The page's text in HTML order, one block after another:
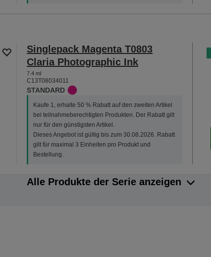
Singlepack Magenta T0803
Claria Photographic Ink
7.4 ml
C13T08034011
STANDARD
Kaufe 1, erhalte 50 % Rabatt auf den zweiten Artikel
bei teilnahmeberechtigten Produkten. Der Rabatt gilt
nur für den günstigsten Artikel.
Dieses Angebot ist gültig bis zum 30.08.2026. Rabatt
gilt für maximal 3 Einheiten pro Produkt und
Bestellung.
Alle Produkte der Serie anzeigen